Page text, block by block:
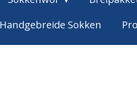
Handgebreide Sokken